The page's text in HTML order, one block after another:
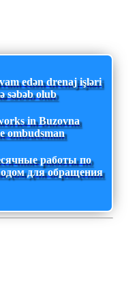
edən drenaj işləri
səbəb olub
in Buzovna
ombudsman
работы по
для обращения